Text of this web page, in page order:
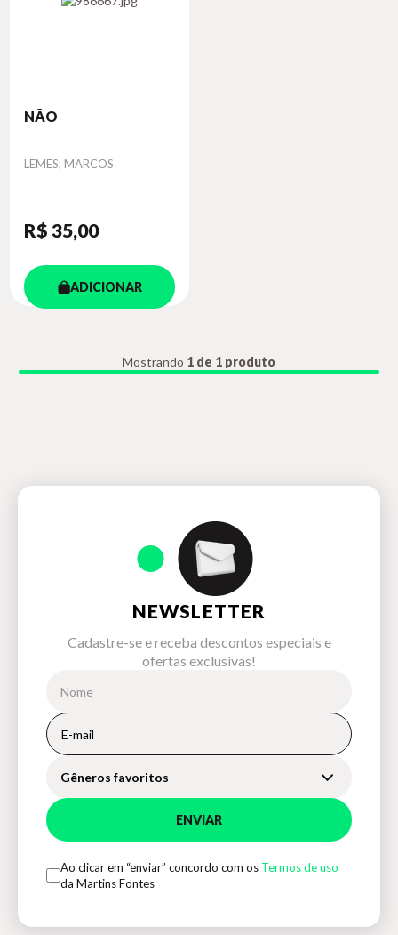
NÃO
Autor
LEMES, MARCOS
R$ 35,00
ADICIONAR
Mostrando 1 de 1 produto
NEWSLETTER
Cadastre-se e receba descontos especiais e
ofertas exclusivas!
Gêneros favoritos
ENVIAR
Ao clicar em “enviar” concordo com os Termos de uso
da Martins Fontes